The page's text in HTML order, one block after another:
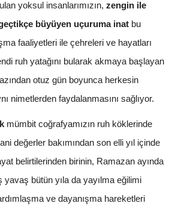
yoksul insanlarımızın, zengin ile
büyüyen uçuruma inatbu
faaliyetleri ile çehreleri ve hayatları
ruh yatağını bularak akmaya başlayan
otuz gün boyunca herkesin
nimetlerden faydalanmasını sağlıyor.
mümbit coğrafyamızın ruh köklerinde
değerler bakımından son elli yıl içinde
belirtilerinden birinin, Ramazan ayında
bütün yıla da yayılma eğilimi
ve dayanışma hareketleri